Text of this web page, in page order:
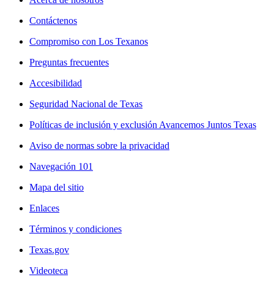
Contáctenos
Compromiso con Los Texanos
Preguntas frecuentes
Accesibilidad
Seguridad Nacional de Texas
Políticas de inclusión y exclusión Avancemos Juntos Texas
Aviso de normas sobre la privacidad
Navegación 101
Mapa del sitio
Enlaces
Términos y condiciones
Texas.gov
Videoteca